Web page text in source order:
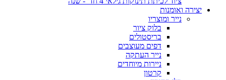
יצירה ואומנות
נייר ומוצריו
בלוק ציור
בריסטולים
דפים מעוצבים
נייר העתקה
ניירות מיוחדים
קרטון